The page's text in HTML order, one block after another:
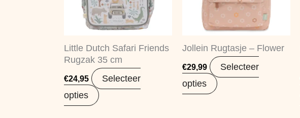
Little Dutch Safari Friends
Rugzak 35 cm
€24,95
Selecteer
opties
Jollein Rugtasje – Flower
€29,99
Selecteer
opties